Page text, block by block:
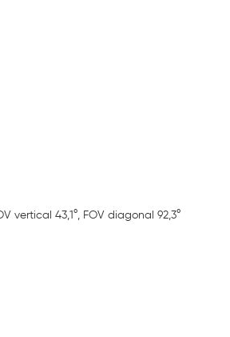
vertical 43,1°, FOV diagonal 92,3°